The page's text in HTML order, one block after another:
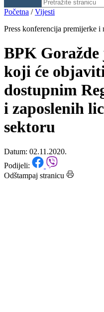
Vlada
Press konferencija premijerke i
BPK
koji će
dostupnim
i zaposlenih
sektoru
Datum: 02.11.2020.